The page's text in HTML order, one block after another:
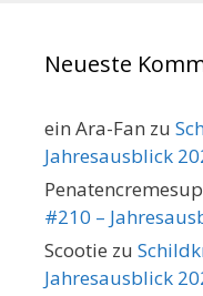
Neueste
ein Ara-Fan zu
Jahresausblick
#210 –
Scootie zu
Jahresausblick